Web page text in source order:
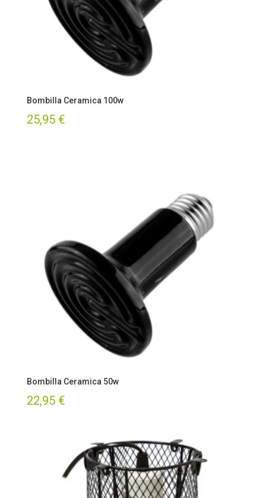
Bombilla Ceramica 100w
25,95 €
Bombilla Ceramica 50w
22,95 €